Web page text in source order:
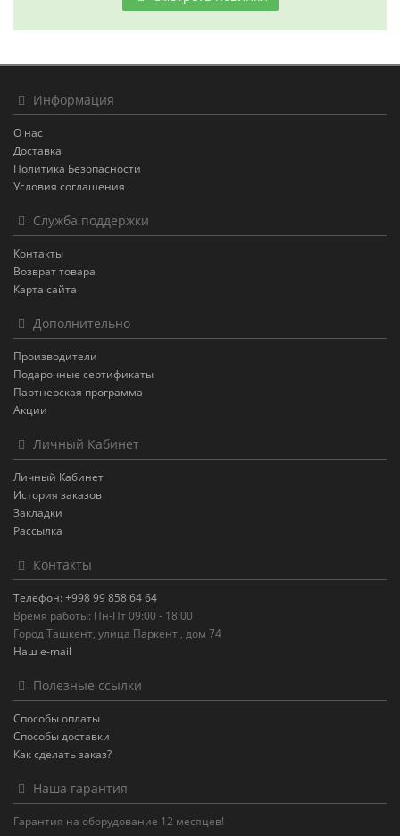
Информация
О нас
Доставка
Политика Безопасности
Условия соглашения
Служба поддержки
Контакты
Возврат товара
Карта сайта
Дополнительно
Производители
Подарочные сертификаты
Партнерская программа
Акции
Личный Кабинет
Личный Кабинет
История заказов
Закладки
Рассылка
Контакты
Телефон: +998 99 858 64 64
Время работы: Пн-Пт 09:00 - 18:00
Город Ташкент, улица Паркент , дом 74
Наш e-mail
Полезные ссылки
Способы оплаты
Способы доставки
Как сделать заказ?
Наша гарантия
Гарантия на оборудование 12 месяцев!